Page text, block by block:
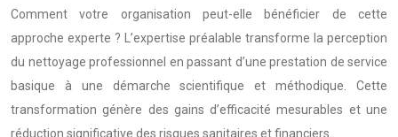
Comment votre organisation peut-elle bénéficier de cette
approche experte ? L’expertise préalable transforme la perception
du nettoyage professionnel en passant d’une prestation de service
basique à une démarche scientifique et méthodique. Cette
transformation génère des gains d’efficacité mesurables et une
réduction significative des risques sanitaires et financiers.